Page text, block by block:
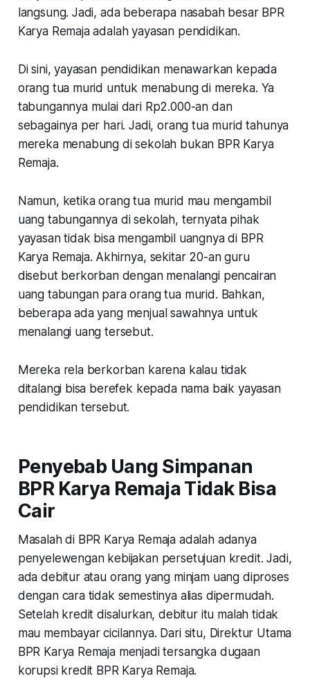
langsung. Jadi, ada beberapa nasabah besar BPR
Karya Remaja adalah yayasan pendidikan.
Di sini, yayasan pendidikan menawarkan kepada
orang tua murid untuk menabung di mereka. Ya
tabungannya mulai dari Rp2.000-an dan
sebagainya per hari. Jadi, orang tua murid tahunya
mereka menabung di sekolah bukan BPR Karya
Remaja.
Namun, ketika orang tua murid mau mengambil
uang tabungannya di sekolah, ternyata pihak
yayasan tidak bisa mengambil uangnya di BPR
Karya Remaja. Akhirnya, sekitar 20-an guru
disebut berkorban dengan menalangi pencairan
uang tabungan para orang tua murid. Bahkan,
beberapa ada yang menjual sawahnya untuk
menalangi uang tersebut.
Mereka rela berkorban karena kalau tidak
ditalangi bisa berefek kepada nama baik yayasan
pendidikan tersebut.
Penyebab Uang Simpanan
BPR Karya Remaja Tidak Bisa
Cair
Masalah di BPR Karya Remaja adalah adanya
penyelewengan kebijakan persetujuan kredit. Jadi,
ada debitur atau orang yang minjam uang diproses
dengan cara tidak semestinya alias dipermudah.
Setelah kredit disalurkan, debitur itu malah tidak
mau membayar cicilannya. Dari situ, Direktur Utama
BPR Karya Remaja menjadi tersangka dugaan
korupsi kredit BPR Karya Remaja.